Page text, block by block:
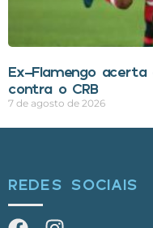
Ex-Flamengo
contra o CRB
7 de agosto de 2026
REDES SOCIAIS